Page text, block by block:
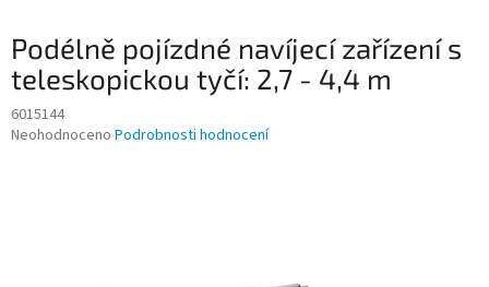
Podélně pojízdné navíjecí zařízení s
teleskopickou tyčí: 2,7 - 4,4 m
6015144
Průměrné hodnocení produktu je 0,0 z 5 hvězdiček.
Neohodnoceno Podrobnosti hodnocení